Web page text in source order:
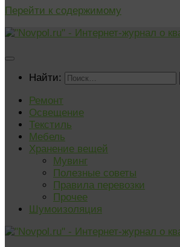
Перейти к содержимому
Найти:
Ремонт
Освещение
Текстиль
Мебель
Хранение вещей
Мувинг
Полезные советы
Правила перевозки
Прочее
Шумоизоляция